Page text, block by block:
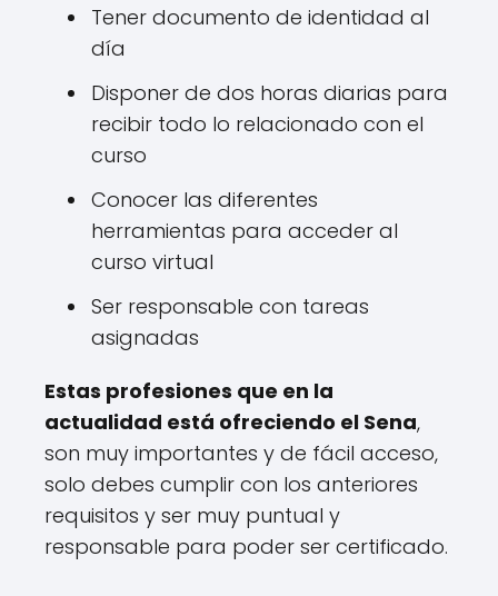
Tener documento de identidad al
día
Disponer de dos horas diarias para
recibir todo lo relacionado con el
curso
Conocer las diferentes
herramientas para acceder al
curso virtual
Ser responsable con tareas
asignadas
Estas profesiones que en la
actualidad está ofreciendo el Sena,
son muy importantes y de fácil acceso,
solo debes cumplir con los anteriores
requisitos y ser muy puntual y
responsable para poder ser certificado.